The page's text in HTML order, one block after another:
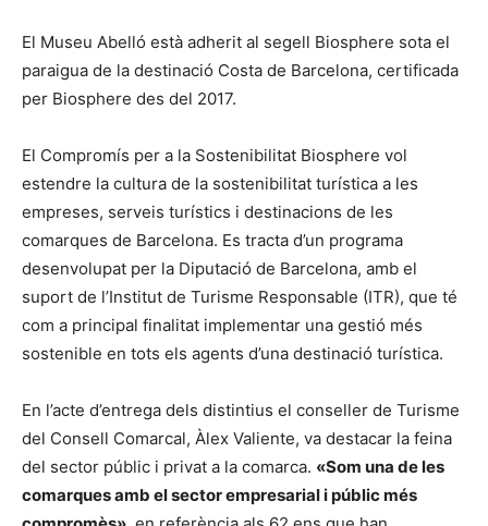
El Museu Abelló està adherit al segell Biosphere sota el
paraigua de la destinació Costa de Barcelona, certificada
per Biosphere des del 2017.
El Compromís per a la Sostenibilitat Biosphere vol
estendre la cultura de la sostenibilitat turística a les
empreses, serveis turístics i destinacions de les
comarques de Barcelona. Es tracta d’un programa
desenvolupat per la Diputació de Barcelona, amb el
suport de l’Institut de Turisme Responsable (ITR), que té
com a principal finalitat implementar una gestió més
sostenible en tots els agents d’una destinació turística.
En l’acte d’entrega dels distintius el conseller de Turisme
del Consell Comarcal, Àlex Valiente, va destacar la feina
del sector públic i privat a la comarca. «Som una de les
comarques amb el sector empresarial i públic més